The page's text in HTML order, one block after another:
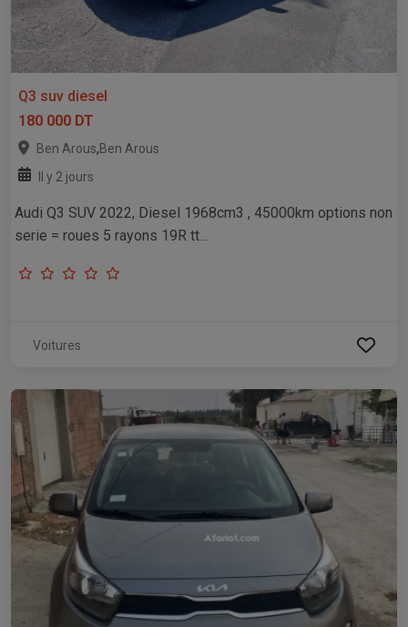
Q3 suv diesel
180 000 DT
Ben Arous,Ben Arous
Il y 2 jours
Audi Q3 SUV 2022, Diesel 1968cm3 , 45000km options non
serie = roues 5 rayons 19R tt...
Voitures